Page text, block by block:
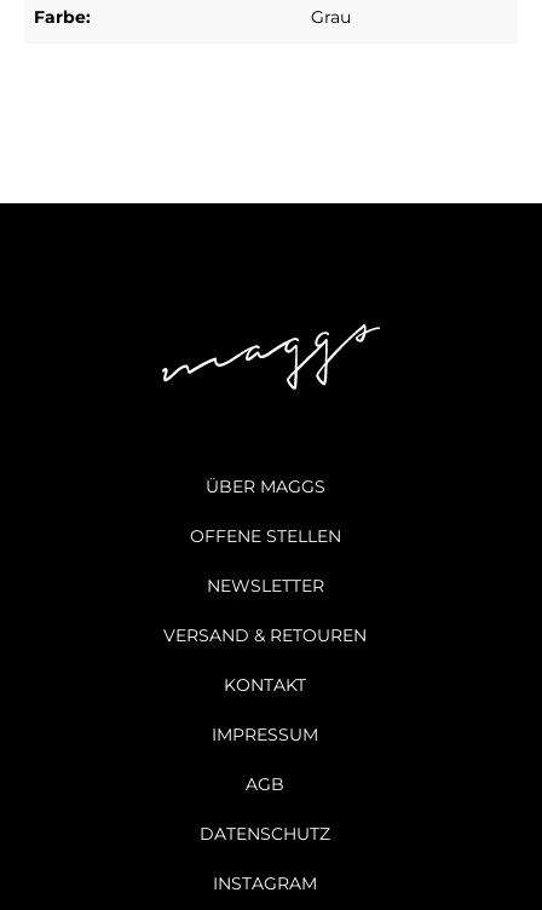
Farbe: Grau
ÜBER MAGGS
OFFENE STELLEN
NEWSLETTER
VERSAND & RETOUREN
KONTAKT
IMPRESSUM
AGB
DATENSCHUTZ
INSTAGRAM